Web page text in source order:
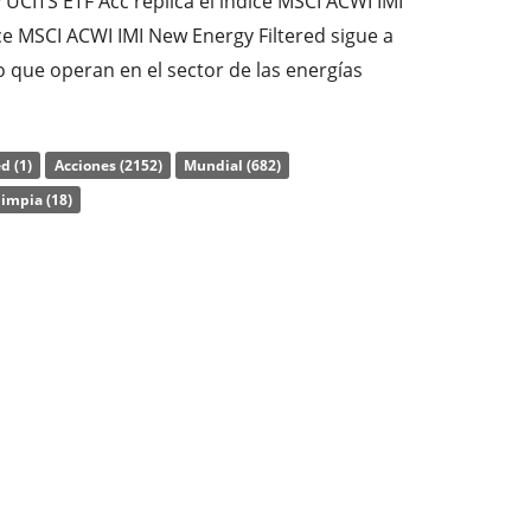
MSCI ACWI IMI New Energy Filtered sigue a
operan en el sector de las energías
se filtran con arreglo a criterios ASG
del ETF es del
(1) Acciones (2152)
Mundial (682)
(18)